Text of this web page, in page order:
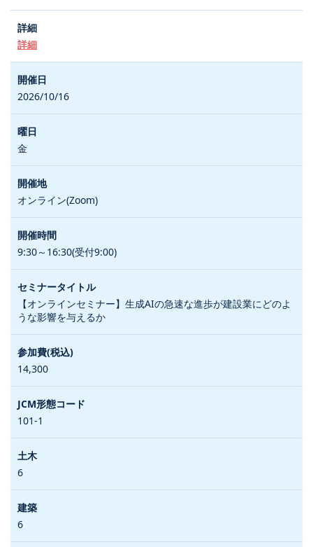
詳細
2026/10/16
金
オンライン(Zoom)
9:30～16:30(受付9:00)
【オンラインセミナー】生成AIの急速な進歩が建設業にどのよ
うな影響を与えるか
14,300
101-1
6
6